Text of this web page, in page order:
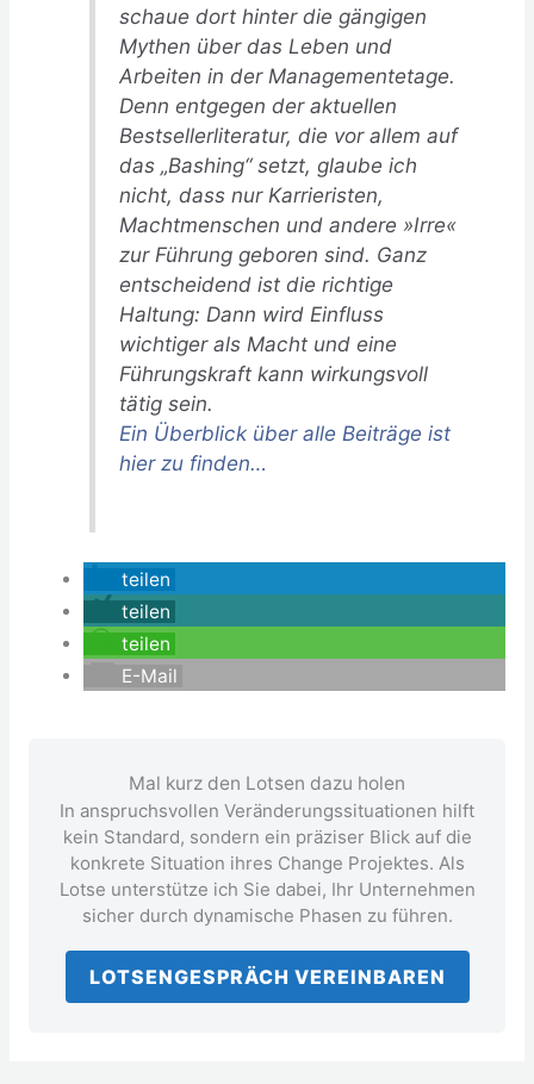
schaue dort hinter die gängigen
Mythen über das Leben und
Arbeiten in der Managementetage.
Denn entgegen der aktuellen
Bestsellerliteratur, die vor allem auf
das „Bashing“ setzt, glaube ich
nicht, dass nur Karrieristen,
Machtmenschen und andere »Irre«
zur Führung geboren sind. Ganz
entscheidend ist die richtige
Haltung: Dann wird Einfluss
wichtiger als Macht und eine
Führungskraft kann wirkungsvoll
tätig sein.
Ein Überblick über alle Beiträge ist
hier zu finden…
teilen
teilen
teilen
E-Mail
Mal kurz den Lotsen dazu holen
In anspruchsvollen Veränderungssituationen hilft
kein Standard, sondern ein präziser Blick auf die
konkrete Situation ihres Change Projektes. Als
Lotse unterstütze ich Sie dabei, Ihr Unternehmen
sicher durch dynamische Phasen zu führen.
LOTSENGESPRÄCH VEREINBAREN